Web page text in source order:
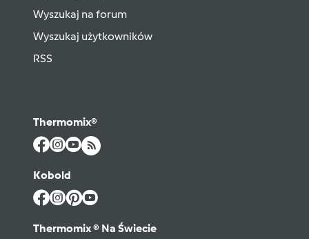
Wyszukaj na forum
Wyszukaj użytkowników
RSS
Thermomix®
Kobold
Thermomix ® Na Świecie